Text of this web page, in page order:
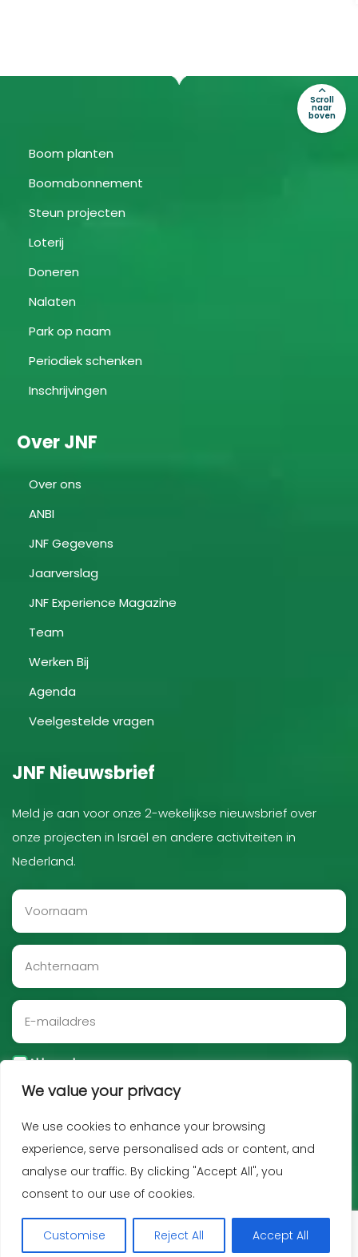
We value your privacy
We use cookies to enhance your browsing
experience, serve personalised ads or content, and
analyse our traffic. By clicking "Accept All", you
consent to our use of cookies.
Customise Reject All Accept All
Boom planten
Boomabonnement
Steun projecten
Loterij
Doneren
Nalaten
Park op naam
Periodiek schenken
Inschrijvingen
Over JNF
Over ons
ANBI
JNF Gegevens
Jaarverslag
JNF Experience Magazine
Team
Werken Bij
Agenda
Veelgestelde vragen
Scroll
naar
boven
JNF Nieuwsbrief
Meld je aan voor onze 2-wekelijkse nieuwsbrief over
onze projecten in Israël en andere activiteiten in
Nederland.
Akkoord
Privacy policy Disclaimer